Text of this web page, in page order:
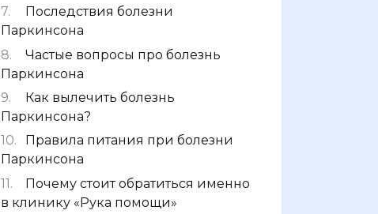
Последствия болезни
Паркинсона
Частые вопросы про болезнь
Паркинсона
Как вылечить болезнь
Паркинсона?
Правила питания при болезни
Паркинсона
Почему стоит обратиться именно
в клинику «Рука помощи»